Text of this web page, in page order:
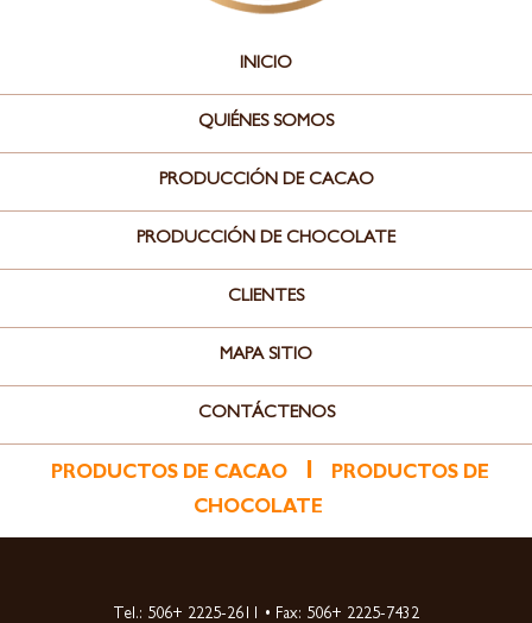
INICIO
QUIÉNES SOMOS
PRODUCCIÓN DE CACAO
PRODUCCIÓN DE CHOCOLATE
CLIENTES
MAPA SITIO
CONTÁCTENOS
PRODUCTOS DE CACAO l
PRODUCTOS DE
CHOCOLATE
Tel.: 506+ 2225-2611 • Fax: 506+ 2225-7432